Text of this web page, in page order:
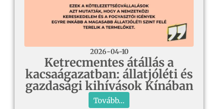
2026-04-10
Ketrecmentes átállás a
kacsaágazatban: állatjóléti és
gazdasági kihívások Kínában
Tovább...